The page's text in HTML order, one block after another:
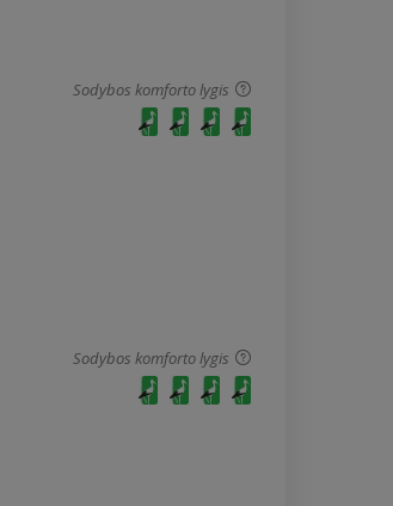
Sodybos komforto lygis
Sodybos komforto lygis